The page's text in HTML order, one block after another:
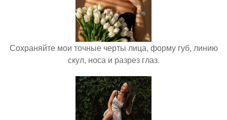
Сохраняйте мои точные черты лица, форму губ, линию
скул, носа и разрез глаз.